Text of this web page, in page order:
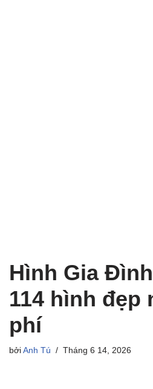
Hình Gia
114 hình đẹp
phí
bởi Anh Tú Tháng 6 14, 2026